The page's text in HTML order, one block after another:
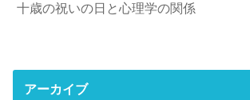
十歳の祝いの日と心理学の関係
アーカイブ